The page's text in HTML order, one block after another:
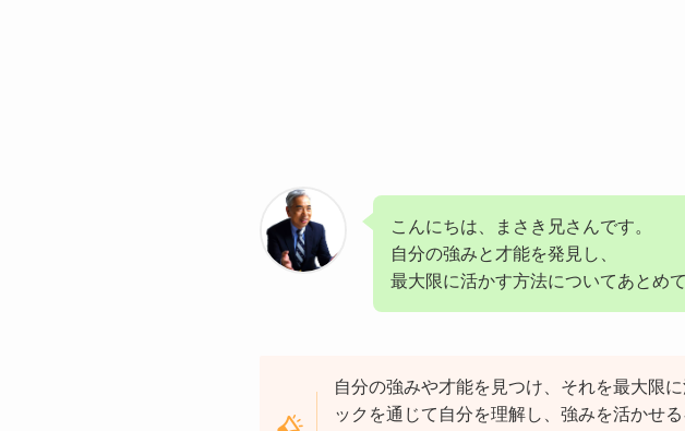
こんにちは、まさき兄さんです。
自分の強みと才能を発見し、
最大限に活かす方法についてあとめて
自分の強みや才能を見つけ、それを最大限
ックを通じて自分を理解し、強みを活かせ